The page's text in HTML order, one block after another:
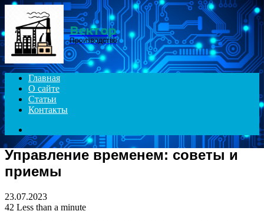
Вектор
Производство
Главная
О сайте
Статьи
Контакты
for
Управление временем: советы и
приемы
23.07.2023
42 Less than a minute